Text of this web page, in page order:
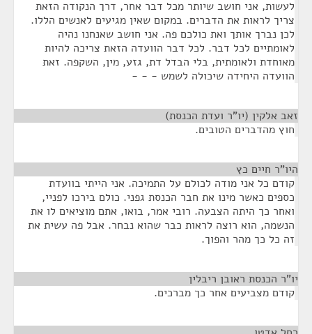
לעשות, אני חושב שיותר מכל דבר אחר, דרך הנקודה הזאת
צריך לראות את הדברים. במקום שאין מגיעים לאנשים הללו.
לכן נברך אותך ואת כולכם פה. אני חושב שאנחנו נהיה
לאומתיים לכל דבר. לכל דבר הוועדה הזאת צריכה להיות
מאוחדת ולאומתית, בלי הבדל דת, גזע, מין, השקפה. זאת
הוועדה היחידה שיכולה לשמש - - -
זאב אלקין (יו"ר ועדת הכנסת)
חוץ מהדברים הטובים.
היו"ר חיים כץ
קודם כל אני מודה לכולם על התמיכה. אני הייתי בוועדת
כספים כאשר מינו את חבר הכנסת גפני. כולם בירכו לפניי,
ואחר כך היתה הצבעה. רובי אמר, בואו, אתם מוציאים לו את
הנשמה, הוא רוצה לראות כבר שהוא נבחר. אבל פה עשית את
זה כל כך מהר והפוך.
יו"ר הכנסת ראובן ריבלין
קודם מצביעים אחר כך מברכים.